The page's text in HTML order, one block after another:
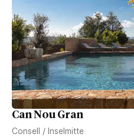
Can Nou Gran
Consell / Inselmitte